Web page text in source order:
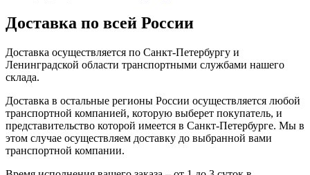
Доставка по всей России
Доставка осуществляется по Санкт-Петербургу и
Ленинградской области транспортными службами нашего
склада.
Доставка в остальные регионы России осуществляется любой
транспортной компанией, которую выберет покупатель, и
представительство которой имеется в Санкт-Петербурге. Мы в
этом случае осуществляем доставку до выбранной вами
транспортной компании.